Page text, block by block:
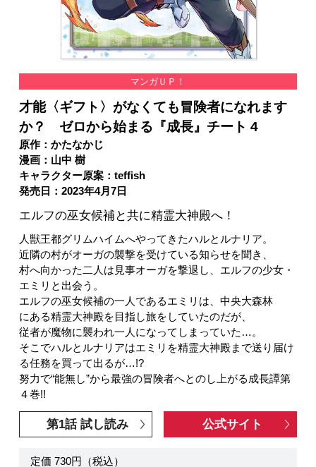
マンガＵＰ！
才能〈ギフト〉がなくても冒険者になれます
か？ ゼロから始まる『成長』チート 4
原作：かたなかじ
漫画：山中 樹
キャラクター原案：teffish
発売日：2023年4月7日
エルフの巫女候補と共に精霊大神殿へ！
人獣王都グリムハイムへやってきたハルとルナリア。
近隣の村がオーガの襲撃を受けている知らせを聞き、
村へ向かった二人は見事オーガを撃退し、エルフの少女・
エミリと出会う。
エルフの巫女候補の一人であるエミリは、中央大森林
にある精霊大神殿を目指し旅をしていたのだが、
従者が魔物に襲われ一人になってしまっていた…。
そこでハルとルナリアはエミリを精霊大神殿まで送り届け
る任務を買って出るが…!?
努力で“能無し”から最強の冒険者へとのし上がる成長譚第
４巻!!
第1話 試し読み 公式サイト
定価 730円（税込）